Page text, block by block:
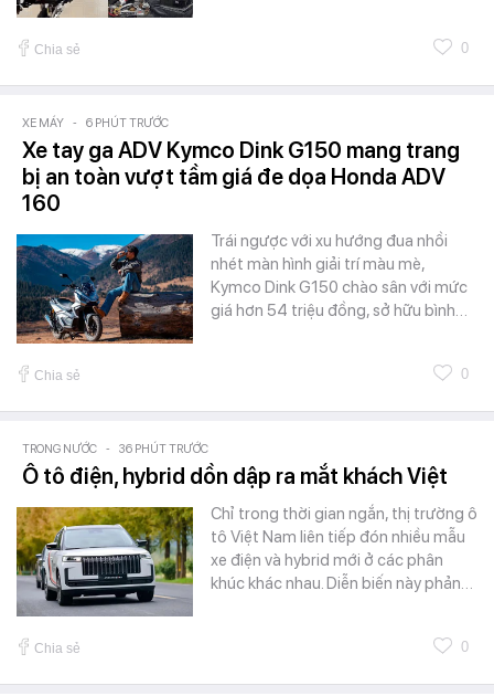
Chia sẻ 0
XE MÁY - 6 PHÚT TRƯỚC
Xe tay ga ADV Kymco Dink G150 mang trang
bị an toàn vượt tầm giá đe dọa Honda ADV
160
Trái ngược với xu hướng đua nhồi
nhét màn hình giải trí màu mè,
Kymco Dink G150 chào sân với mức
giá hơn 54 triệu đồng, sở hữu bình…
Chia sẻ 0
TRONG NƯỚC - 36 PHÚT TRƯỚC
Ô tô điện, hybrid dồn dập ra mắt khách Việt
Chỉ trong thời gian ngắn, thị trường ô
tô Việt Nam liên tiếp đón nhiều mẫu
xe điện và hybrid mới ở các phân
khúc khác nhau. Diễn biến này phản…
Chia sẻ 0